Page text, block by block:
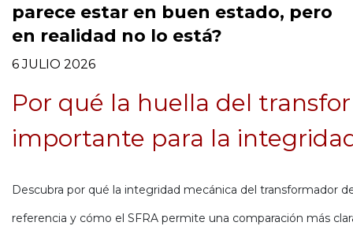
parece estar en buen estado, pero
en realidad no lo está?
6 JULIO 2026
Por qué la huella del
importante para la
Descubra por qué la integridad mecánica del transformador
referencia y cómo el SFRA permite una comparación más